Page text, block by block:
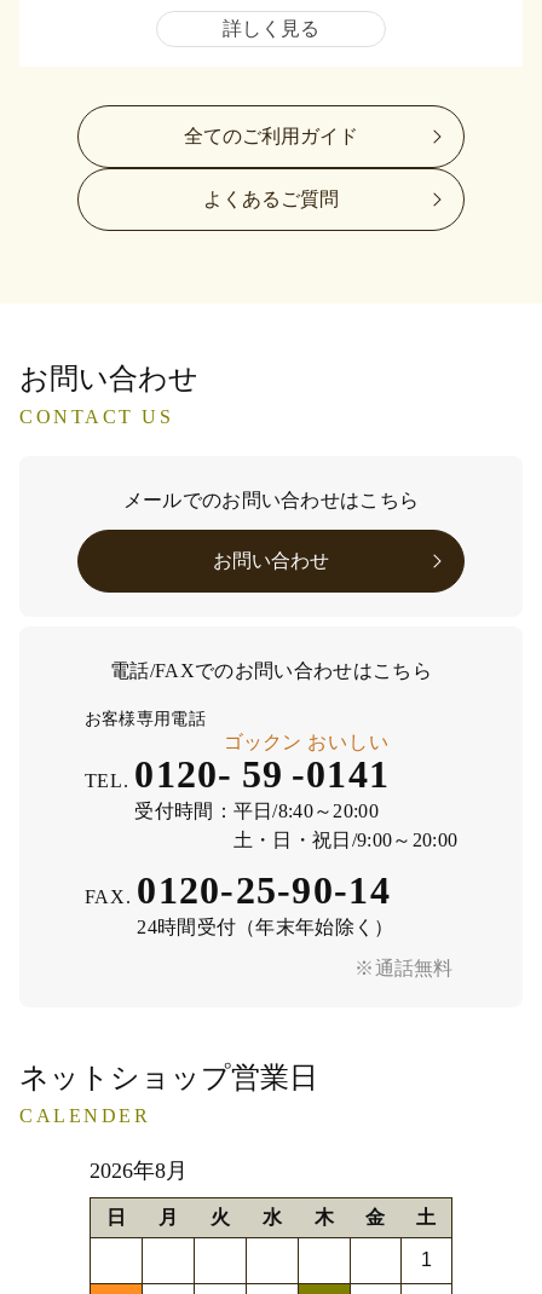
詳しく見る
全てのご利用ガイド
よくあるご質問
お問い合わせ
CONTACT US
メールでのお問い合わせはこちら
お問い合わせ
電話/FAXでのお問い合わせはこちら
※通話無料
お客様専用電話
TEL. 0120- 59
ゴックン
-0141
おいしい
受付時間： 平日/8:40～20:00
土・日・祝日/9:00～20:00
FAX. 0120-25-90-14
24時間受付（年末年始除く）
ネットショップ営業日
CALENDER
2026年8月
日 月 火 水 木 金 土
1